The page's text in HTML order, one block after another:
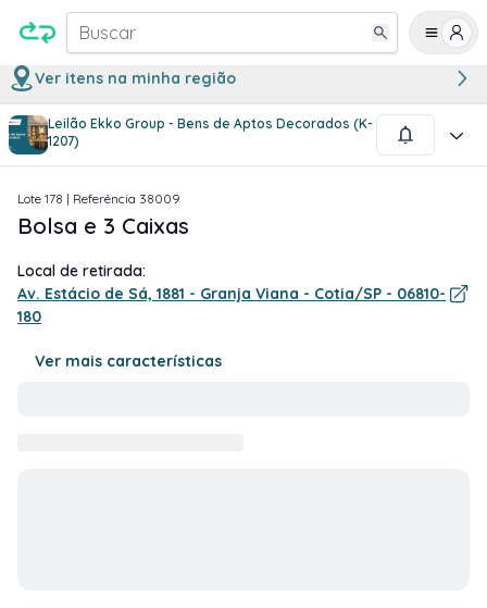
Buscar
Ver itens na minha região
Leilão Ekko Group - Bens de Aptos Decorados (K-
1207)
1/1
Lote 178 | Referência 38009
Bolsa e 3 Caixas
Local de retirada:
Av. Estácio de Sá, 1881 - Granja Viana - Cotia/SP - 06810-
180
Ver mais características